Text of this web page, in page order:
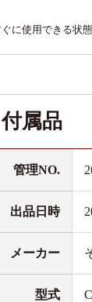
に使用できる状態
属品
管理NO.
出品日時
メーカー
型式